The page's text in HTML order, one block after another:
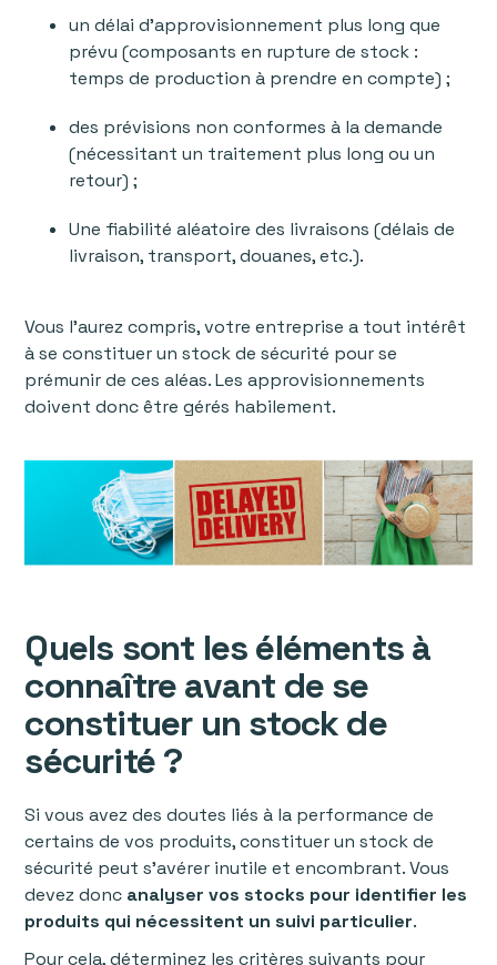
un délai d’approvisionnement plus long que
prévu (composants en rupture de stock :
temps de production à prendre en compte) ;
des prévisions non conformes à la demande
(nécessitant un traitement plus long ou un
retour) ;
Une fiabilité aléatoire des livraisons (délais de
livraison, transport, douanes, etc.).
Vous l’aurez compris, votre entreprise a tout intérêt
à se constituer un stock de sécurité pour se
prémunir de ces aléas. Les approvisionnements
doivent donc être gérés habilement.
Quels sont les éléments à
connaître avant de se
constituer un stock de
sécurité ?
Si vous avez des doutes liés à la performance de
certains de vos produits, constituer un stock de
sécurité peut s’avérer inutile et encombrant. Vous
devez donc analyser vos stocks pour identifier les
produits qui nécessitent un suivi particulier.
Pour cela, déterminez les critères suivants pour